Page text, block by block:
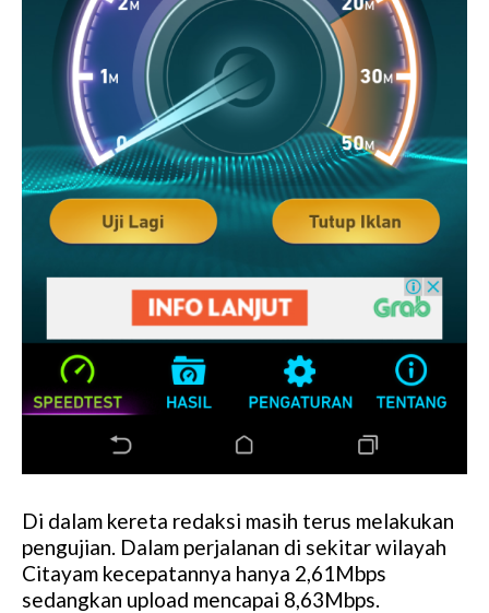
Di dalam kereta redaksi masih terus melakukan
pengujian. Dalam perjalanan di sekitar wilayah
Citayam kecepatannya hanya 2,61Mbps
sedangkan upload mencapai 8,63Mbps.